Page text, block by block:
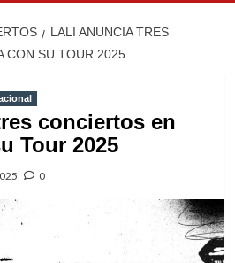
LALI ANUNCIA TRES
CON SU TOUR 2025
conciertos en
Tour 2025
0